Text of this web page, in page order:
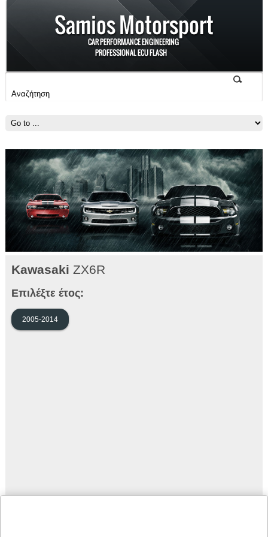
Kawasaki ZX6R
Επιλέξτε έτος:
2005-2014